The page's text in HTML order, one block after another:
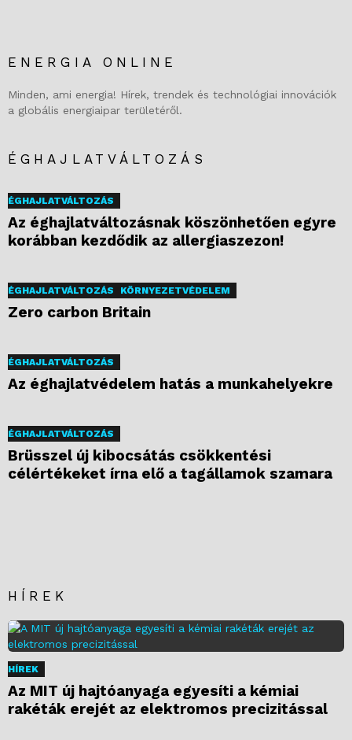
ENERGIA ONLINE
Minden, ami energia! Hírek, trendek és technológiai innovációk
a globális energiaipar területéről.
ÉGHAJLATVÁLTOZÁS
ÉGHAJLATVÁLTOZÁS
Az éghajlatváltozásnak köszönhetően egyre
korábban kezdődik az allergiaszezon!
ÉGHAJLATVÁLTOZÁS KÖRNYEZETVÉDELEM
Zero carbon Britain
ÉGHAJLATVÁLTOZÁS
Az éghajlatvédelem hatás a munkahelyekre
ÉGHAJLATVÁLTOZÁS
Brüsszel új kibocsátás csökkentési
célértékeket írna elő a tagállamok szamara
HÍREK
HÍREK
Az MIT új hajtóanyaga egyesíti a kémiai
rakéták erejét az elektromos precizitással